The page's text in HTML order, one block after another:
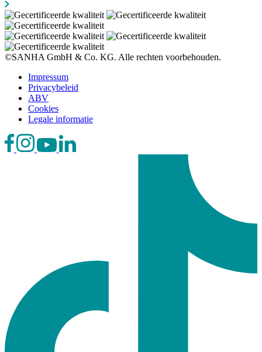
©SANHA GmbH & Co. KG. Alle rechten voorbehouden.
Impressum
Privacybeleid
ABV
Cookies
Legale informatie